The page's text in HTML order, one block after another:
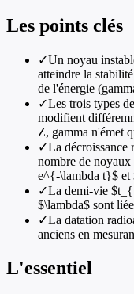
Les points clés
✓Un noyau
atteindre la
de l'énergie
✓Les trois types
modifient
Z, gamma n'émet
✓La décroissance
nombre de
e^{-\lambda t}$
✓La demi-vie
$\lambda$ sont
✓La datation
anciens en
L'essentiel